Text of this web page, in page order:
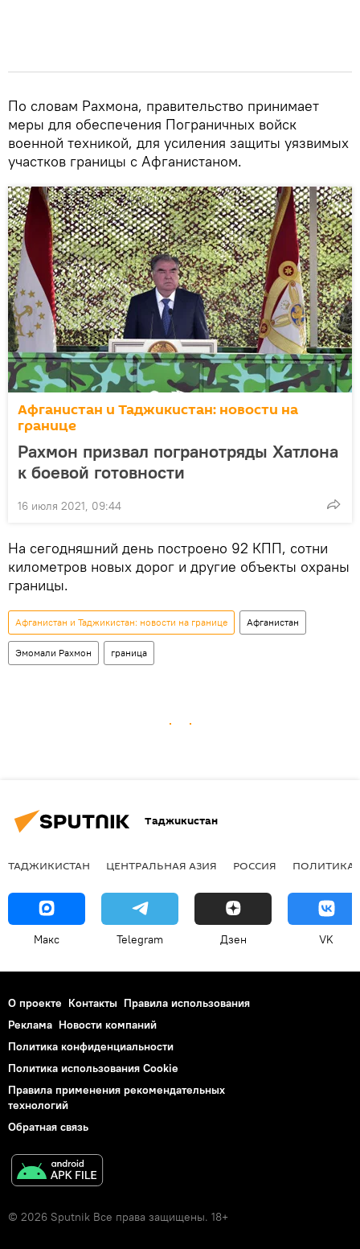
По словам Рахмона, правительство принимает
меры для обеспечения Пограничных войск
военной техникой, для усиления защиты уязвимых
участков границы с Афганистаном.
Афганистан и Таджикистан: новости на
границе
Рахмон призвал погранотряды Хатлона
к боевой готовности
16 июля 2021, 09:44
На сегодняшний день построено 92 КПП, сотни
километров новых дорог и другие объекты охраны
границы.
Афганистан и Таджикистан: новости на границе Афганистан
Эмомали Рахмон граница
Таджикистан
ТАДЖИКИСТАН ЦЕНТРАЛЬНАЯ АЗИЯ РОССИЯ ПОЛИТИКА
Макс Telegram Дзен VK
О проекте Контакты Правила использования
Реклама Новости компаний
Политика конфиденциальности
Политика использования Cookie
Правила применения рекомендательных
технологий
Обратная связь
© 2026 Sputnik Все права защищены. 18+